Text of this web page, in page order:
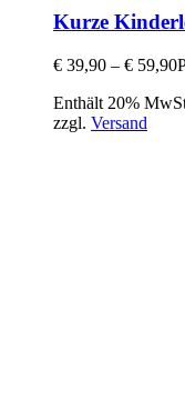
Kurze
€ 39,90 – € 59,90
Enthält 20%
zzgl. Versand